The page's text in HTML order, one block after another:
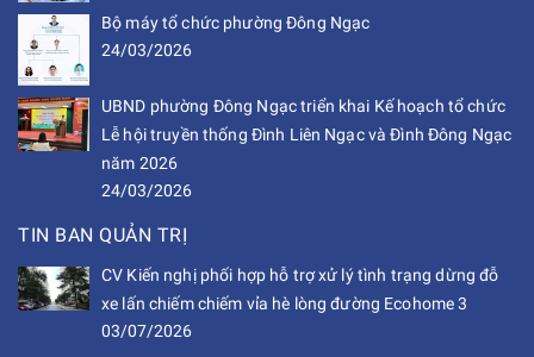
Bộ máy tổ chức phường Đông Ngạc
24/03/2026
UBND phường Đông Ngạc triển khai Kế hoạch tổ chức
Lễ hội truyền thống Đình Liên Ngạc và Đình Đông Ngạc
năm 2026
24/03/2026
TIN BAN QUẢN TRỊ
CV Kiến nghị phối hợp hỗ trợ xử lý tình trạng dừng đỗ
xe lấn chiếm chiếm vỉa hè lòng đường Ecohome 3
03/07/2026